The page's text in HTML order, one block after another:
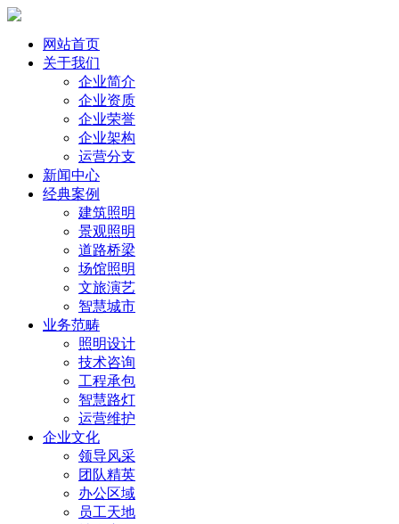
网站首页
关于我们
企业简介
企业资质
企业荣誉
企业架构
运营分支
新闻中心
经典案例
建筑照明
景观照明
道路桥梁
场馆照明
文旅演艺
智慧城市
业务范畴
照明设计
技术咨询
工程承包
智慧路灯
运营维护
企业文化
领导风采
团队精英
办公区域
员工天地